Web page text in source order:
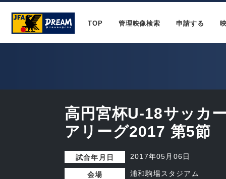
TOP 管理映像検索 申請する
高円宮杯U-18サッカ
アリーグ2017 第5節
試合年月日 2017年05月06日
会場 浦和駒場スタジアム